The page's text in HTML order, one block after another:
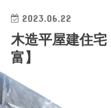
2023.06.22
木造平屋建住
富】